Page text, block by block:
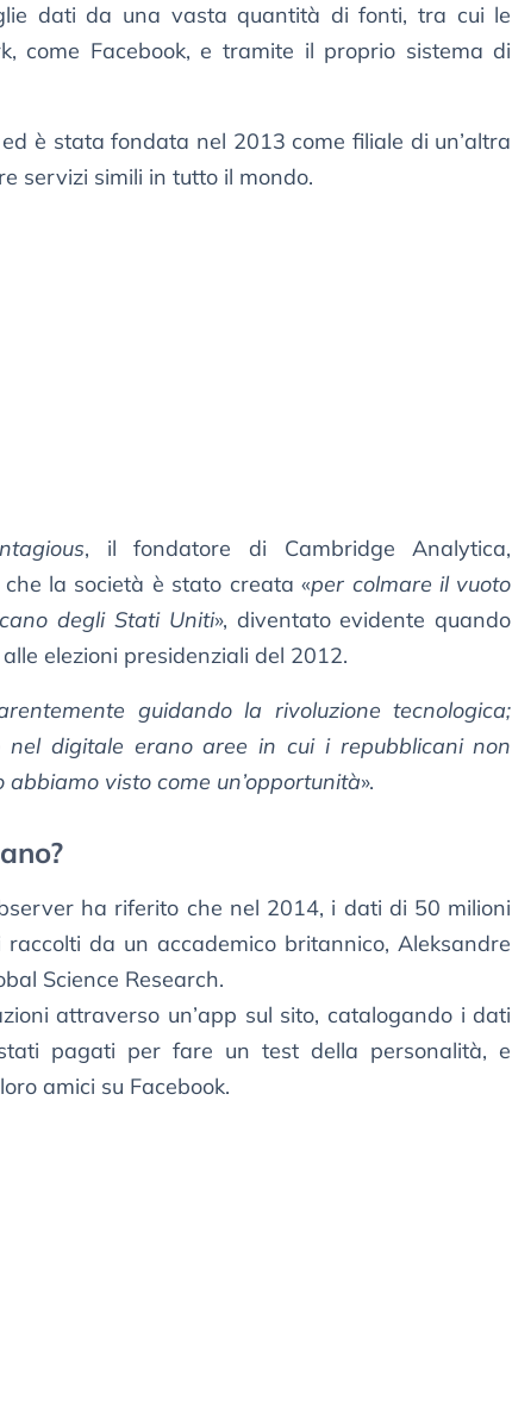
dati da una vasta quantità di fonti, tra cui le
come Facebook, e tramite il proprio sistema di
è stata fondata nel 2013 come filiale di un’altra
servizi simili in tutto il mondo.
, il fondatore di Cambridge Analytica,
la società è stato creata «per colmare il vuoto
degli Stati Uniti», diventato evidente quando
elezioni presidenziali del 2012.
guidando la rivoluzione tecnologica;
nel digitale erano aree in cui i repubblicani non
visto come un’opportunità».
ha riferito che nel 2014, i dati di 50 milioni
da un accademico britannico, Aleksandre
Science Research.
attraverso un’app sul sito, catalogando i dati
pagati per fare un test della personalità, e
amici su Facebook.